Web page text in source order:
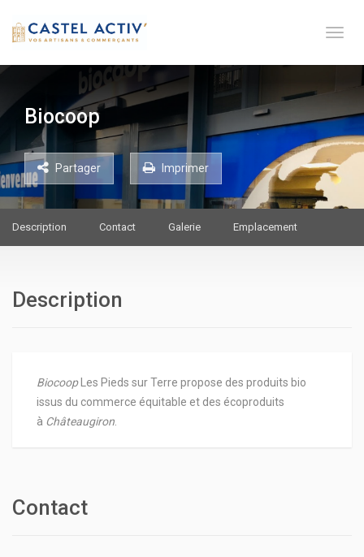
Toge
Biocoop
Partager Imprimer
Description Contact Galerie Emplacement
Description
BiocoopLes Pieds sur Terre propose des produits bio
issus du commerce équitable et des écoproduits
à Châteaugiron
Contact